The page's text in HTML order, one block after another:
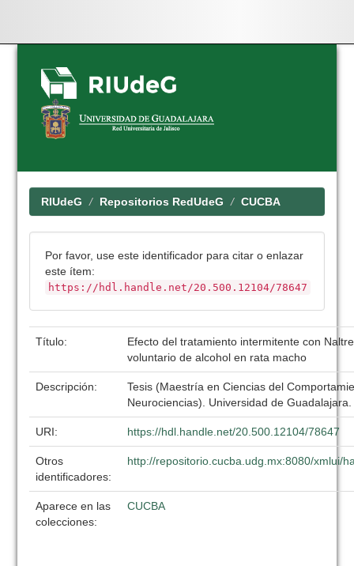
Skip
navigation
RIUdeG Repositorios RedUdeG CUCBA
Por favor, use este identificador para citar o enlazar
este ítem:
https://hdl.handle.net/20.500.12104/78647
Título:
Efecto del tratamiento intermitente con
voluntario de alcohol en rata macho
Descripción:
Tesis (Maestría en Ciencias del
Neurociencias). Universidad de Guadalajara.
URI: https://hdl.handle.net/20.500.12104/78647
Otros
identificadores:
http://repositorio.cucba.udg.mx:8080/xmlui/
Aparece en las
colecciones:
CUCBA